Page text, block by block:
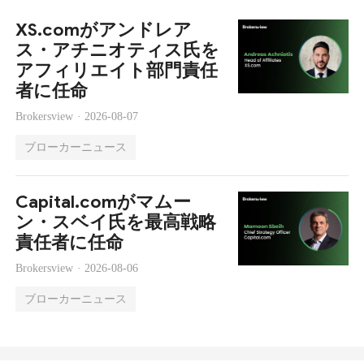
XS.comがアンドレア
ス・アチニオティス氏を
アフィリエイト部門責任
者に任命
Brokersview · 2026-08-07
ブローカーニュース
Capital.comがマムー
ン・スベイ氏を最高戦略
責任者に任命
Brokersview · 2026-08-06
ブローカーニュース